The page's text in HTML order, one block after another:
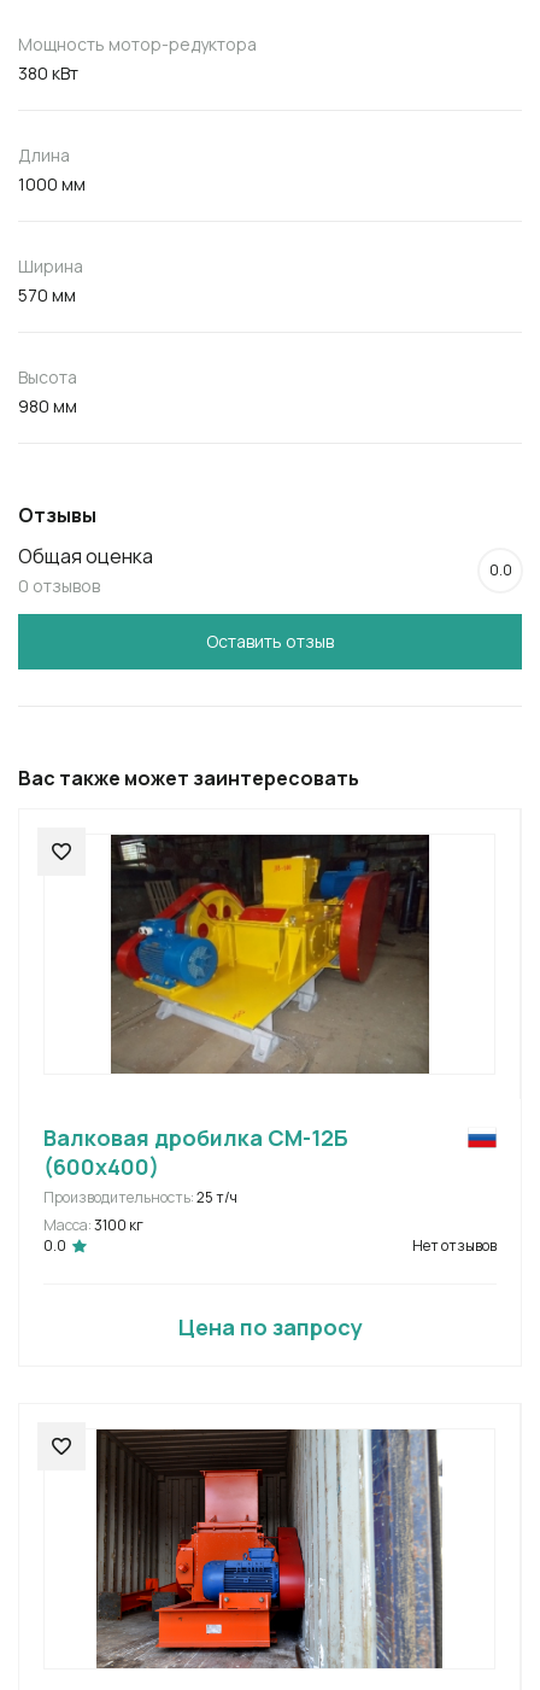
Мощность мотор-редуктора
380 кВт
Длина
1000 мм
Ширина
570 мм
Высота
980 мм
Отзывы
0.0
Общая оценка
0 отзывов
Оставить отзыв
Вас также может заинтересовать
Валковая дробилка СМ-12Б
(600х400)
Производительность:25 т/ч
Масса:3100 кг
0.0
Нет отзывов
Цена по запросу